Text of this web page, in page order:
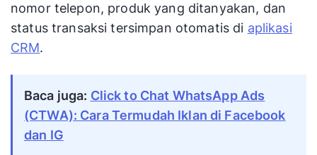
nomor telepon, produk yang ditanyakan, dan
status transaksi tersimpan otomatis di aplikasi
CRM.
Baca juga: Click to Chat WhatsApp Ads
(CTWA): Cara Termudah Iklan di Facebook
dan IG